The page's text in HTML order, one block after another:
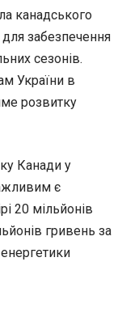
канадського
забезпечення
сезонів.
України в
розвитку
Канади у
є
20 мільйонів
гривень за